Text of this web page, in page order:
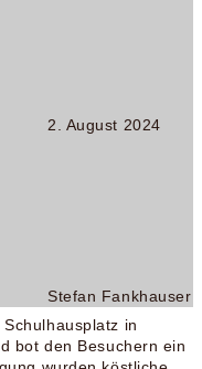
2. August 2024
Stefan Fankhauser
in
bot den Besuchern ein